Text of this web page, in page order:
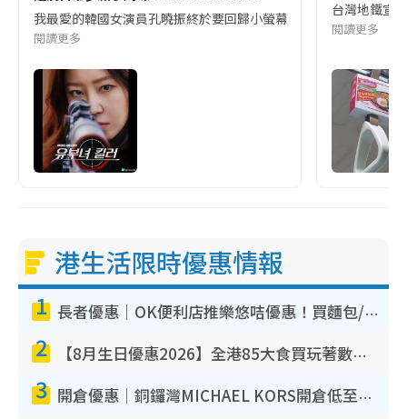
我最愛的韓國女演員孔曉振終於要回歸小螢幕啦!這次的劇本改編
閱讀更多
台灣地鐵宣
閱讀更多
港生活限時優惠情報
1 長者優惠｜OK便利店推樂悠咭優惠！買麵包/牛奶/保健品拍卡即減
2 【8月生日優惠2026】全港85大食買玩著數攻略 自助餐/火鍋放題同行免費＋誠品/DONKI送現金券
3 開倉優惠｜銅鑼灣MICHAEL KORS開倉低至17折！直擊$500起買手袋/銀包/鞋款 必買經典Jet Set系列